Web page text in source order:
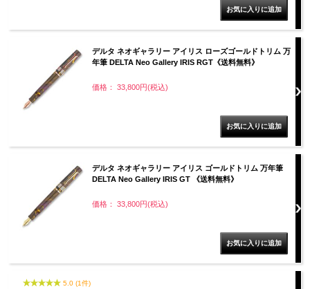
デルタ ネオギャラリー アイリス ローズゴールドトリム 万
年筆 DELTA Neo Gallery IRIS RGT《送料無料》
価格： 33,800円(税込)
デルタ ネオギャラリー アイリス ゴールドトリム 万年筆
DELTA Neo Gallery IRIS GT 《送料無料》
価格： 33,800円(税込)
5.0 (1件)